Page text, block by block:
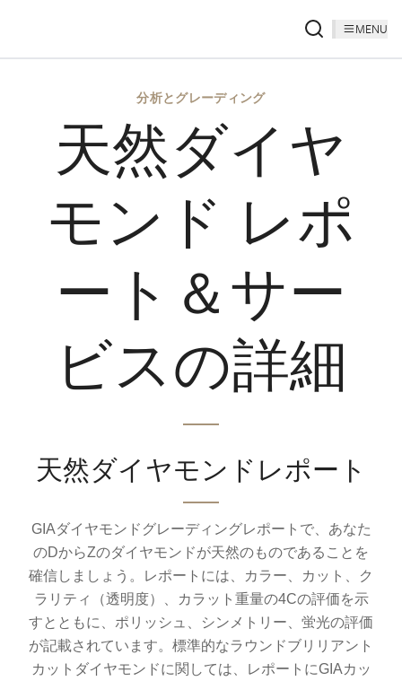
MENU
分析とグレーディング
天然ダイヤ
モンド レポ
ート＆サー
ビスの詳細
天然ダイヤモンドレポート
GIAダイヤモンドグレーディングレポートで、あなた
のDからZのダイヤモンドが天然のものであることを
確信しましょう。レポートには、カラー、カット、ク
ラリティ（透明度）、カラット重量の4Cの評価を示
すとともに、ポリッシュ、シンメトリー、蛍光の評価
が記載されています。標準的なラウンドブリリアント
カットダイヤモンドに関しては、レポートにGIAカッ